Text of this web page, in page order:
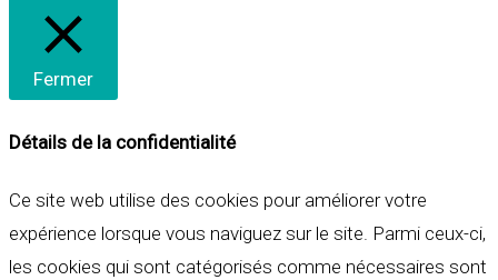
Fermer
Détails de la confidentialité
Ce site web utilise des cookies pour améliorer votre
expérience lorsque vous naviguez sur le site. Parmi ceux-ci,
les cookies qui sont catégorisés comme nécessaires sont